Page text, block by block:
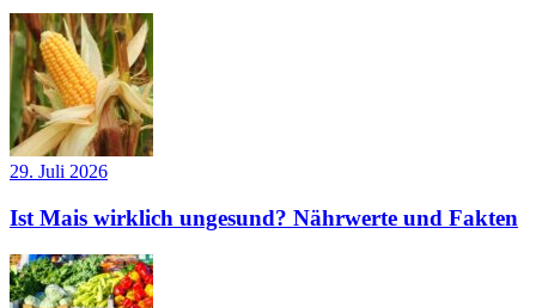
29. Juli 2026
Ist Mais wirklich ungesund? Nährwerte und Fakten